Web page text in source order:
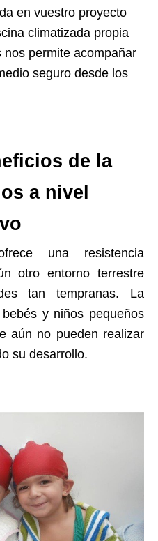
en vuestro proyecto
climatizada propia
permite acompañar
seguro desde los
de la
a nivel
una resistencia
otro entorno terrestre
tan tempranas. La
y niños pequeños
aún no pueden realizar
su desarrollo.